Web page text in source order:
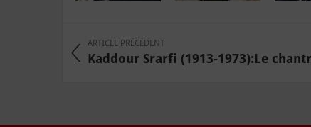
ARTICLE PRÉCÉDENT
Kaddour Srarfi (1913-1973):Le